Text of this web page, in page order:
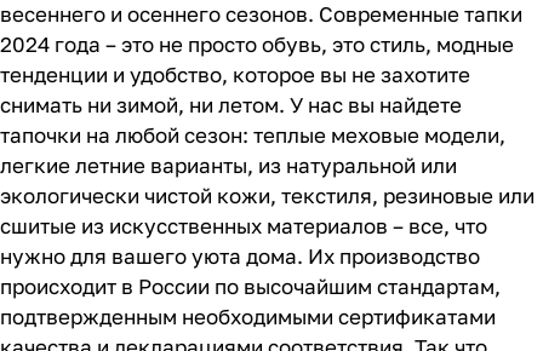
весеннего и осеннего сезонов. Современные тапки
2024 года – это не просто обувь, это стиль, модные
тенденции и удобство, которое вы не захотите
снимать ни зимой, ни летом. У нас вы найдете
тапочки на любой сезон: теплые меховые модели,
легкие летние варианты, из натуральной или
экологически чистой кожи, текстиля, резиновые или
сшитые из искусственных материалов – все, что
нужно для вашего уюта дома. Их производство
происходит в России по высочайшим стандартам,
подтвержденным необходимыми сертификатами